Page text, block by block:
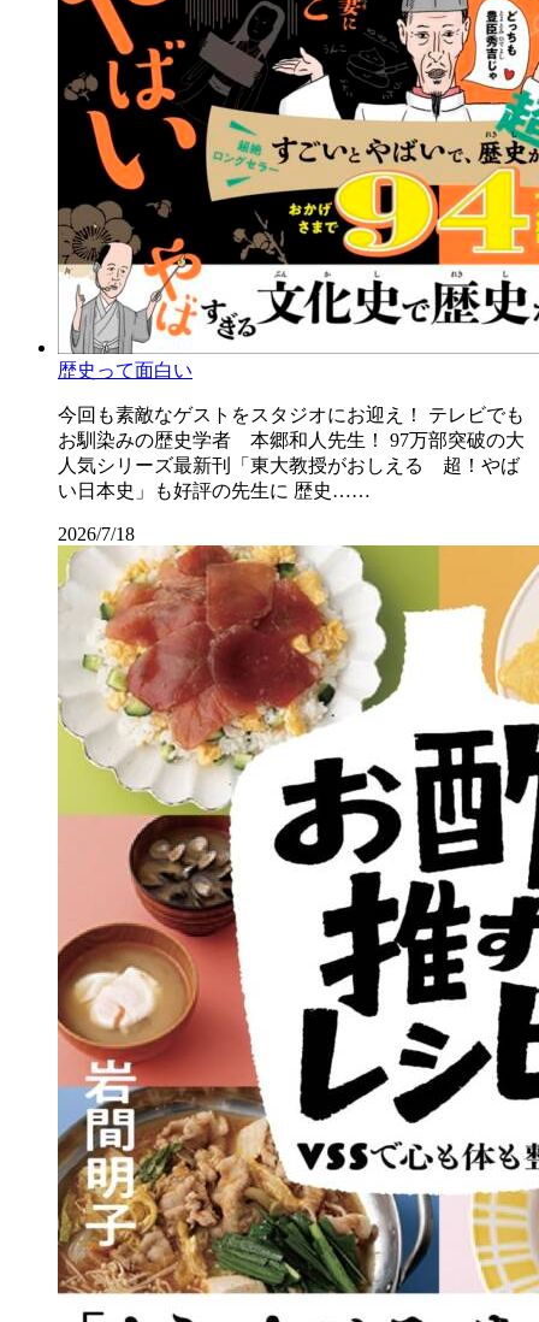
歴史って面白い
今回も素敵なゲストをスタジオにお迎え！ テレビでも
お馴染みの歴史学者 本郷和人先生！ 97万部突破の大
人気シリーズ最新刊「東大教授がおしえる 超！やば
い日本史」も好評の先生に 歴史……
2026/7/18